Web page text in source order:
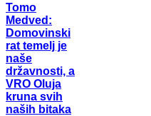
Tomo
Medved:
Domovinski
rat temelj je
naše
državnosti, a
VRO Oluja
kruna svih
naših bitaka